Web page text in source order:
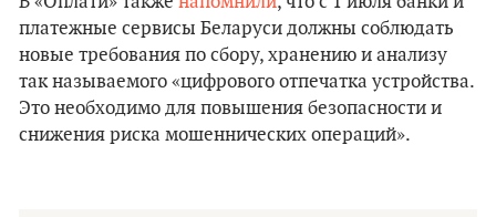
платежные сервисы Беларуси должны соблюдать
новые требования по сбору, хранению и анализу
так называемого «цифрового отпечатка устройства.
Это необходимо для повышения безопасности и
снижения риска мошеннических операций».